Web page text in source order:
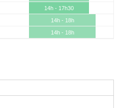
14h - 17h30
14h - 18h
14h - 18h